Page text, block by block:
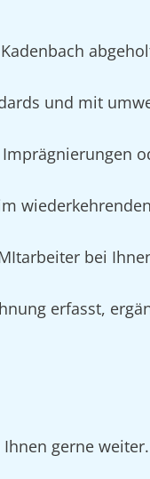
und mit
bei
erfasst,
gerne weiter.